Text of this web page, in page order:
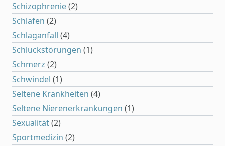
Schizophrenie(2)
Schlafen (2)
Schlaganfall (4)
Schluckstörungen (1)
Schmerz (2)
Schwindel (1)
Seltene Krankheiten (4)
Seltene Nierenerkrankungen (1)
Sexualität(2)
Sportmedizin (2)